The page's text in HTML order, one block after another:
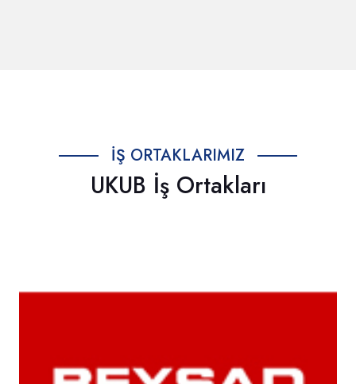
İŞ ORTAKLARIMIZ
UKUB İş Ortakları